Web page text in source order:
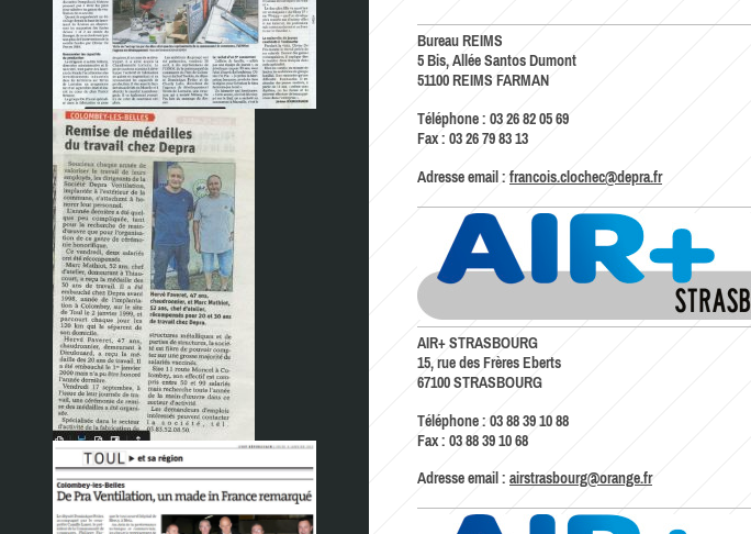
Bureau REIMS
5 Bis, Allée Santos Dumont
51100REIMS FARMAN
Téléphone : 03 26 82 05 69
Fax : 03 26 79 83 13
Adresse email : francois.clochec@depra.fr
AIR+ STRASBOURG
15, rue des Frères Eberts
67100STRASBOURG
Téléphone : 03 88 39 10 88
Fax : 03 88 39 10 68
Adresse email : airstrasbourg@orange.fr